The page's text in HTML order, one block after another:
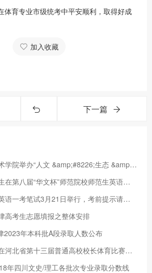
育专业市级统考中平安顺利，取得好成
加入收藏
下一篇
天津商业大学艺术学院举办“人文 &amp;#8226;生态 &amp;#8226;设计”主题
天津师范大学学生在第八届“华文杯”师范院校师范生英语教学技能
@天津高考生︱英语一考笔试3月21日举行，考前提示请收下
高考生志愿填报之整体安排
2023年本科批A段录取人数公布
保定学院代表队在河北省第十三届普通高校校长体育比赛中喜获历史
年四川文史/理工各批次专业录取分数线